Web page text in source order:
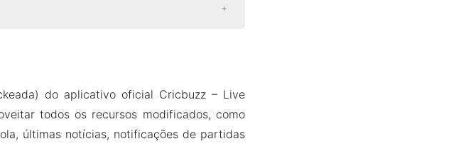
do aplicativo oficial Cricbuzz – Live
todos os recursos modificados, como
últimas notícias, notificações de partidas